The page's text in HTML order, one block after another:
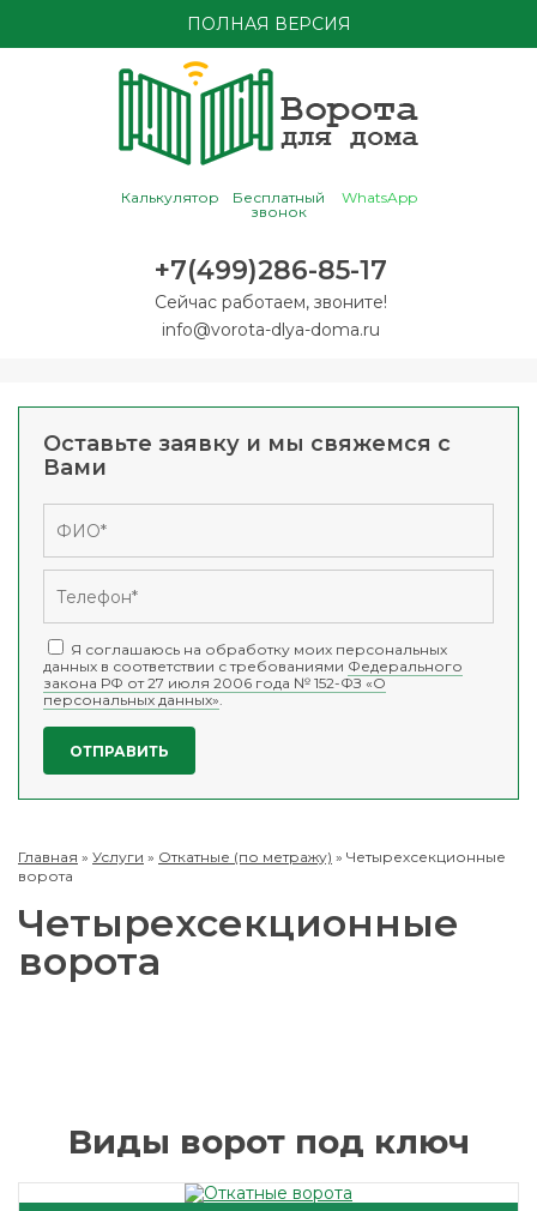
ПОЛНАЯ ВЕРСИЯ
Калькулятор
Бесплатный
звонок
WhatsApp
+7(499)286-85-17
Сейчас работаем, звоните!
info@vorota-dlya-doma.ru
Оставьте заявку и мы свяжемся с
Вами
Я соглашаюсь на обработку моих персональных
данных в соответствии с требованиями Федерального
закона РФ от 27 июля 2006 года № 152-ФЗ «О
персональных данных».
Главная » Услуги » Откатные (по метражу) » Четырехсекционные
ворота
Четырехсекционные
ворота
Виды ворот под ключ